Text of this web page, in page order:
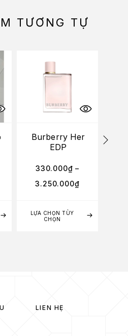
TƯƠNG TỰ
LỰA CHỌN TÙY
CHỌN
Burberry Her
EDP
330.000₫ –
3.250.000₫
LIÊN HỆ